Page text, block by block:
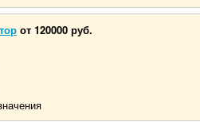
от 120000 руб.